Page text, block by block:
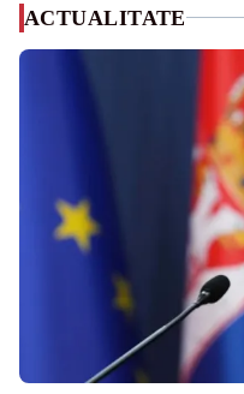
ACTUALITATE